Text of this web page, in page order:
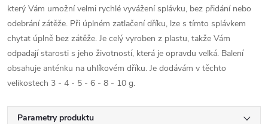
který Vám umožní velmi rychlé vyvážení splávku, bez přidání nebo
odebrání zátěže. Při úplném zatlačení dříku, lze s tímto splávkem
chytat úplně bez zátěže. Je celý vyroben z plastu, takže Vám
odpadají starosti s jeho životností, která je opravdu velká. Balení
obsahuje anténku na uhlíkovém dříku. Je dodávám v těchto
velikostech 3 - 4 - 5 - 6 - 8 - 10 g.
Parametry produktu